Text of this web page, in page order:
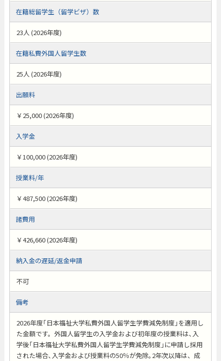
在籍総留学生（留学ビザ）数
23人 (2026年度)
在籍私費外国人留学生数
25人 (2026年度)
出願料
￥25,000 (2026年度)
入学金
￥100,000 (2026年度)
授業料/年
￥487,500 (2026年度)
諸費用
￥426,660 (2026年度)
納入金の遅延/返金申請
不可
備考
2026年度｢日本福祉大学私費外国人留学生学費減免制度｣を適用し
た金額です。外国人留学生の入学金および初年度の授業料は､入
学後｢日本福祉大学私費外国人留学生学費減免制度｣に申請し採用
された場合､入学金および授業料の50％が免除｡2年次以降は、成